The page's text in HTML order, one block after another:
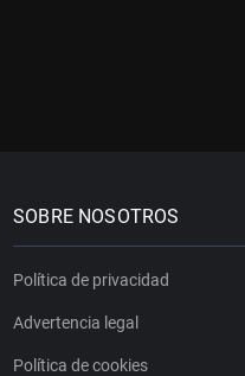
SOBRE NOSOTROS
Política de privacidad
Advertencia legal
Política de cookies